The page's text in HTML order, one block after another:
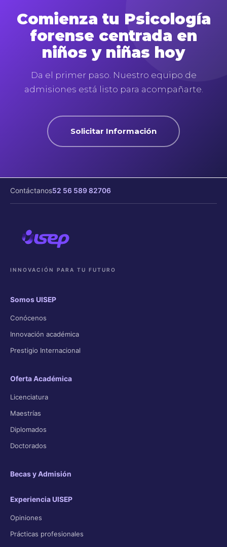
Comienza tu Psicología
forense centrada en
niños y niñas hoy
Da el primer paso. Nuestro equipo de
admisiones está listo para acompañarte.
Solicitar Información
Contáctanos52 56 589 82706
INNOVACIÓN PARA TU FUTURO
Somos UISEP
Conócenos
Innovación académica
Prestigio Internacional
Oferta Académica
Licenciatura
Maestrías
Diplomados
Doctorados
Becas y Admisión
Experiencia UISEP
Opiniones
Prácticas profesionales